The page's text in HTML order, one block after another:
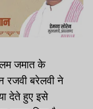
जमात के
रजवी बरेलवी ने
देते हुए इसे